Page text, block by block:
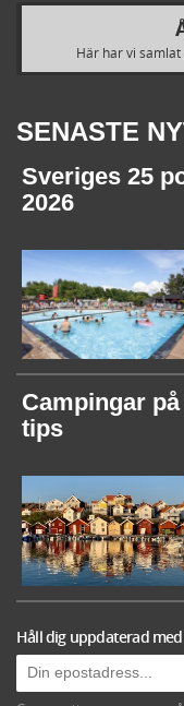
Här har vi
SENASTE
Sveriges 25
2026
Campingar
tips
Håll dig uppdaterad